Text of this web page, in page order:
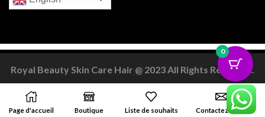
Royal Beauty Skin Care Hair @ 2023 All Rights Reserved.
SUIVEZ NOUS Facebook
TwitterInstagramPinterest
Page d'accueil Boutique Liste de souhaits Contactez-nous
0